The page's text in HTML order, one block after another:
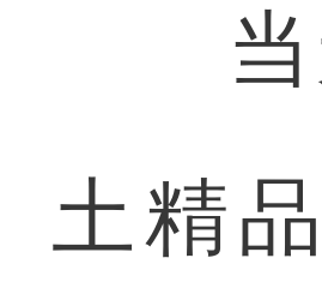
当天
土精